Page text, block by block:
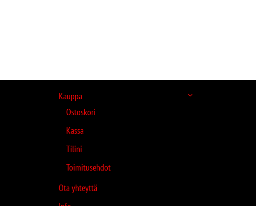
Kauppa
Ostoskori
Kassa
Tilini
Toimitusehdot
Ota yhteyttä